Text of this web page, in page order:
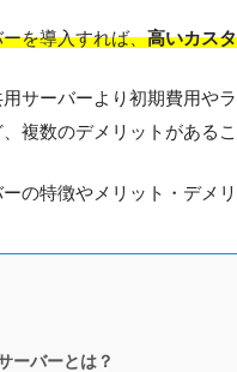
を導入すれば、高いカス
用サーバーより初期費用や
複数のデメリットがあるこ
の特徴やメリット・デメ
ーバーとは？